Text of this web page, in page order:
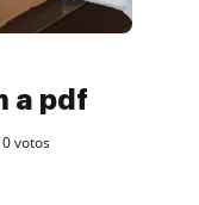
a pdf
votos